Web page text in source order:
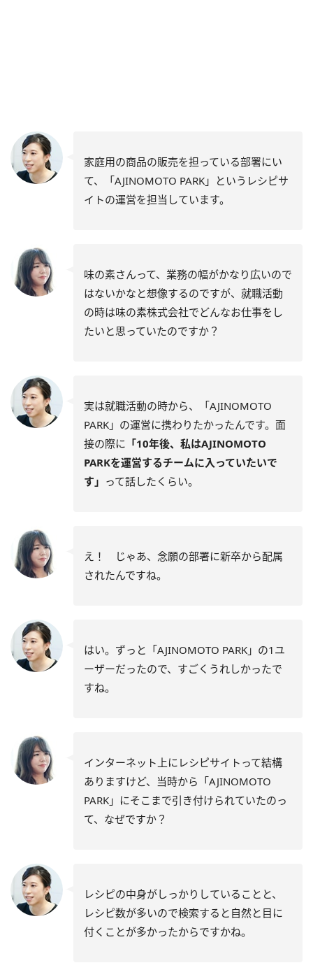
家庭用の商品の販売を担っている部署にい
て、「AJINOMOTO PARK」というレシピサ
イトの運営を担当しています。
味の素さんって、業務の幅がかなり広いので
はないかなと想像するのですが、就職活動
の時は味の素株式会社でどんなお仕事をし
たいと思っていたのですか？
実は就職活動の時から、「AJINOMOTO
PARK」の運営に携わりたかったんです。面
接の際に 「10年後、私はAJINOMOTO
PARKを運営するチームに入っていたいで
す」 って話したくらい。
え！ じゃあ、念願の部署に新卒から配属
されたんですね。
はい。ずっと「AJINOMOTO PARK」の1ユ
ーザーだったので、すごくうれしかったで
すね。
インターネット上にレシピサイトって結構
ありますけど、当時から「AJINOMOTO
PARK」にそこまで引き付けられていたのっ
て、なぜですか？
レシピの中身がしっかりしていることと、
レシピ数が多いので検索すると自然と目に
付くことが多かったからですかね。